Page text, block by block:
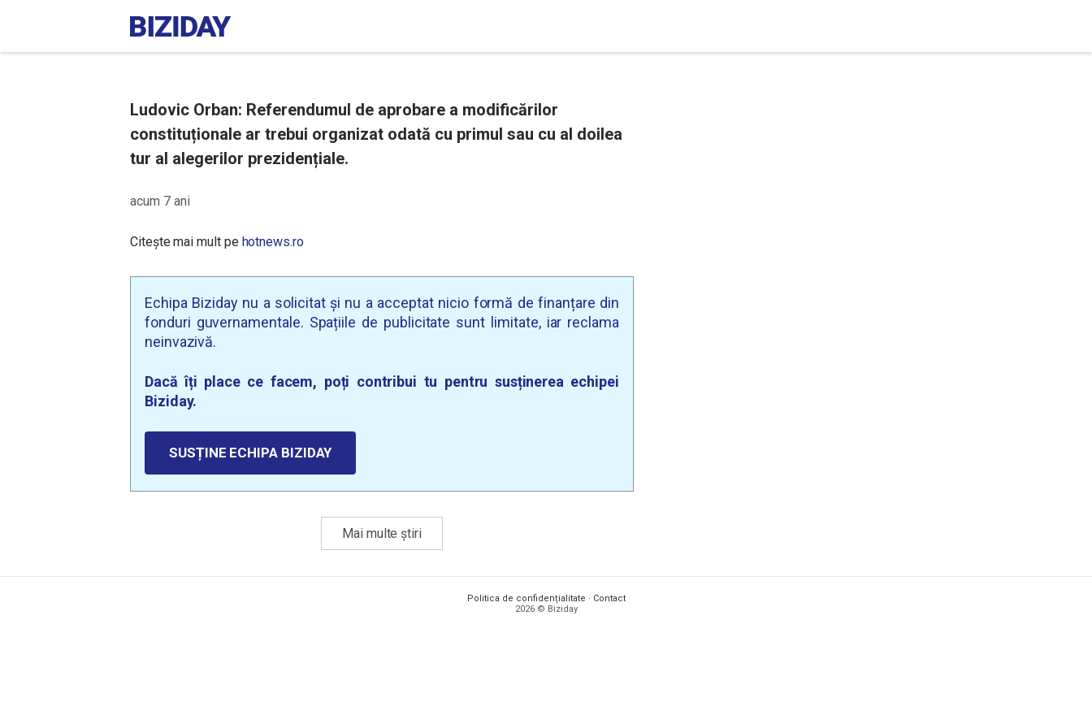
Ludovic Orban: Referendumul de aprobare a modificărilor
constituționale ar trebui organizat odată cu primul sau cu al doilea
tur al alegerilor prezidențiale.
acum 7 ani
Citește mai mult pe hotnews.ro
Echipa Biziday nu a solicitat și nu a acceptat nicio formă de finanțare din
fonduri guvernamentale. Spațiile de publicitate sunt limitate, iar reclama
neinvazivă.
Dacă îți place ce facem, poți contribui tu pentru susținerea echipei
Biziday.
SUSȚINE ECHIPA BIZIDAY
Mai multe știri
Politica de confidențialitate · Contact
2026 © Biziday